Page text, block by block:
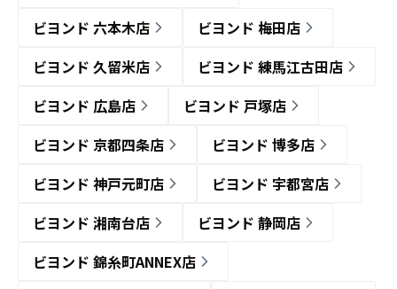
ビヨンド 六本木店
ビヨンド 梅田店
ビヨンド 久留米店
ビヨンド 練馬江古田店
ビヨンド 広島店
ビヨンド 戸塚店
ビヨンド 京都四条店
ビヨンド 博多店
ビヨンド 神戸元町店
ビヨンド 宇都宮店
ビヨンド 湘南台店
ビヨンド 静岡店
ビヨンド 錦糸町ANNEX店